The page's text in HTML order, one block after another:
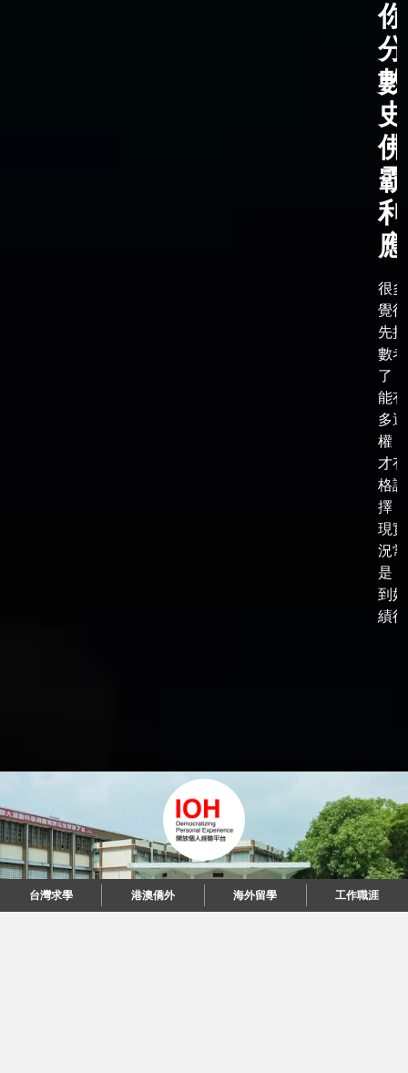
台灣求學 港澳僑外 海外留學 工作職涯
分
應
很
覺
先
數
了
能
多
權
才
格
擇
現
況常
是
到
績